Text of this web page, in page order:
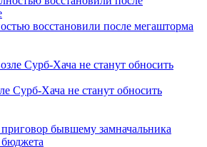
восстановили после мегашторма
Сурб-Хача не станут обносить